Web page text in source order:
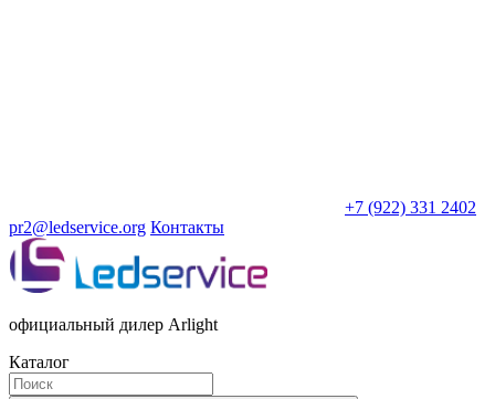
+7 (922) 331 2402
pr2@ledservice.org Контакты
официальный дилер Arlight
Каталог